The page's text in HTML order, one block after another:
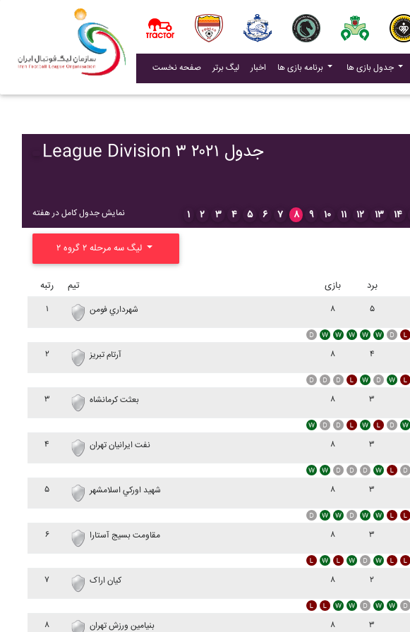
صفحه نخست لیگ برتر اخبار(current) برنامه بازی ها جدول بازی ها
League Division ۳ ۲۰۲۱ جدول
نمایش جدول کامل در هفته ۱ ۲ ۳ ۴ ۵ ۶ ۷ ۸ ۹ ۱۰ ۱۱ ۱۲ ۱۳ ۱۴
رتبه تیم بازی برد
۱ شهرداري فومن ۸ ۵
۲ آرتام تبريز ۸ ۴
۳ بعثت کرمانشاه ۸ ۳
۴ نفت ايرانيان تهران ۸ ۳
۵ شهيد اورکي اسلامشهر ۸ ۳
۶ مقاومت بسيج آستارا ۸ ۳
۷ کيان اراک ۸ ۲
۸ بنيامين ورزش تهران ۸ ۳